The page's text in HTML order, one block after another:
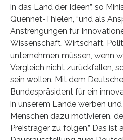
in das Land der Ideen”, so
Quennet-Thielen, “und als
Anstrengungen für
Wissenschaft, Wirtschaft,
unternehmen müssen, wenn
Vergleich nicht zurückfallen,
sein wollen. Mit dem
Bundespräsident für ein
in unserem Lande werben
Menschen dazu motivieren,
Preisträger zu folgen.” Das ist